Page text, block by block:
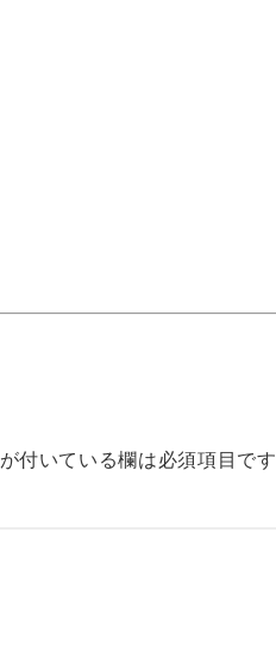
が付いている欄は必須項目です